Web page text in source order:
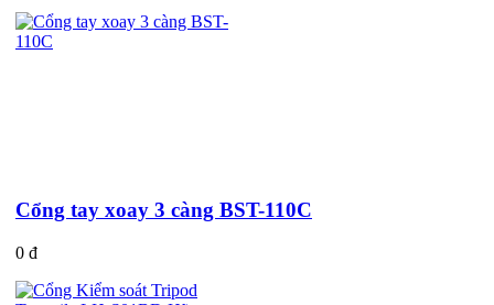
Cổng tay xoay 3 càng BST-110C
0 đ